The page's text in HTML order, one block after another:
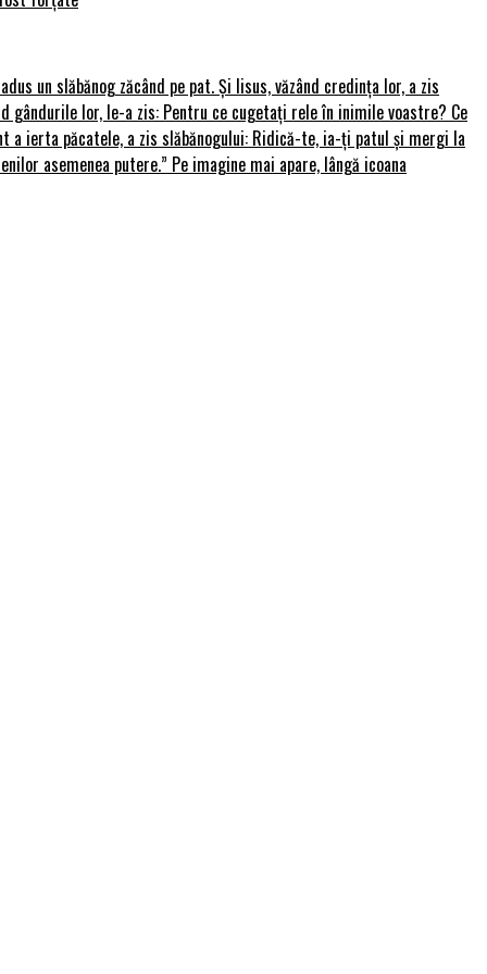
un slăbănog zăcând pe pat. Și Iisus, văzând credința lor, a zis
lor, le-a zis: Pentru ce cugetați rele în inimile voastre? Ce
a ierta păcatele, a zis slăbănogului: Ridică-te, ia-ți patul și mergi la
asemenea putere.” Pe imagine mai apare, lângă icoana